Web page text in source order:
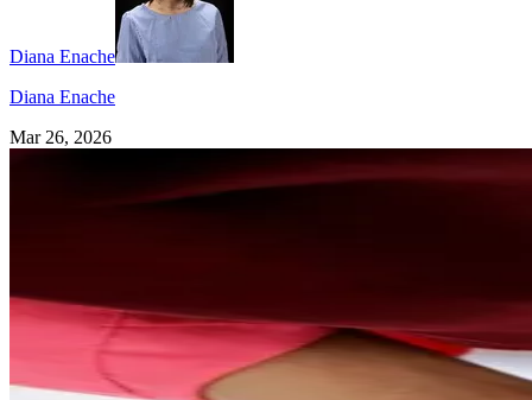
Diana Enache
Diana Enache
Mar 26, 2026